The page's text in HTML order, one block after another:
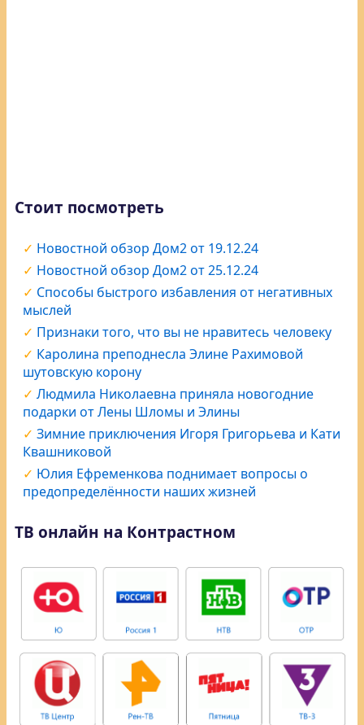
Стоит посмотреть
Новостной обзор Дом2 от 19.12.24
Новостной обзор Дом2 от 25.12.24
Способы быстрого избавления от негативных
мыслей
Признаки того, что вы не нравитесь человеку
Каролина преподнесла Элине Рахимовой
шутовскую корону
Людмила Николаевна приняла новогодние
подарки от Лены Шломы и Элины
Зимние приключения Игоря Григорьева и Кати
Квашниковой
Юлия Ефременкова поднимает вопросы о
предопределённости наших жизней
ТВ онлайн на Контрастном